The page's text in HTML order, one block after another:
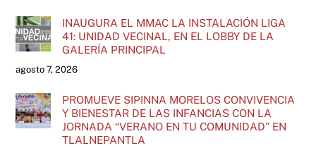
INAUGURA EL MMAC LA INSTALACIÓN LIGA
41: UNIDAD VECINAL, EN EL LOBBY DE LA
GALERÍA PRINCIPAL
agosto 7, 2026
PROMUEVE SIPINNA MORELOS CONVIVENCIA
Y BIENESTAR DE LAS INFANCIAS CON LA
JORNADA “VERANO EN TU COMUNIDAD” EN
TLALNEPANTLA